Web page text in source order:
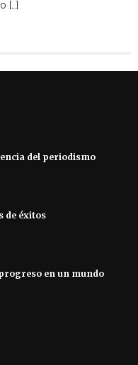
[…]
del periodismo
de éxitos
en un mundo